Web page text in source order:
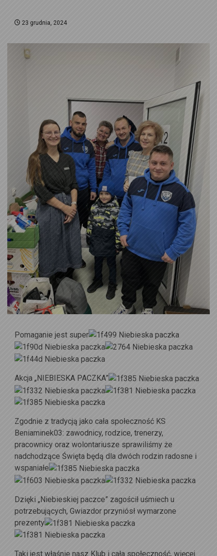
23 grudnia, 2024
Pomaganie jest super
Akcja „NIEBIESKA PACZKA”
Zgodnie z tradycją jako cała społeczność KS
Beniaminek03: zawodnicy, rodzice, trenerzy,
pracownicy oraz wolontariusze sprawiliśmy że
nadchodzące Święta będą dla dwóch rodzin radosne i
wspaniałe
Dzięki „Niebieskiej paczce” zagościł uśmiech u
potrzebujących, Gwiazdor przyniósł wymarzone
prezenty
Taki jest właśnie nasz Klub i cała społeczność, więcej